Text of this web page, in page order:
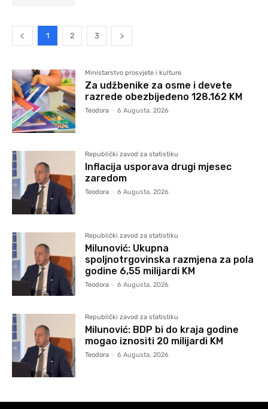
1 2 3
Ministarstvo prosvjete i kulture
Za udžbenike za osme i devete
razrede obezbijeđeno 128.162 KM
Teodora - 6 Augusta, 2026
Republički zavod za statistiku
Inflacija usporava drugi mjesec
zaredom
Teodora - 6 Augusta, 2026
Republički zavod za statistiku
Milunović: Ukupna
spoljnotrgovinska razmjena za pola
godine 6,55 milijardi KM
Teodora - 6 Augusta, 2026
Republički zavod za statistiku
Milunović: BDP bi do kraja godine
mogao iznositi 20 milijardi KM
Teodora - 6 Augusta, 2026